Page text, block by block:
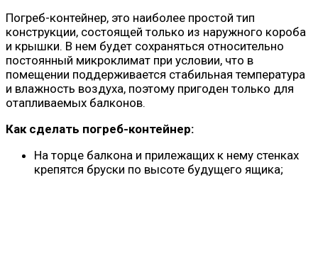
Погреб-контейнер, это наиболее простой тип
конструкции, состоящей только из наружного короба
и крышки. В нем будет сохраняться относительно
постоянный микроклимат при условии, что в
помещении поддерживается стабильная температура
и влажность воздуха, поэтому пригоден только для
отапливаемых балконов.
Как сделать погреб-контейнер:
На торце балкона и прилежащих к нему стенках
крепятся бруски по высоте будущего ящика;